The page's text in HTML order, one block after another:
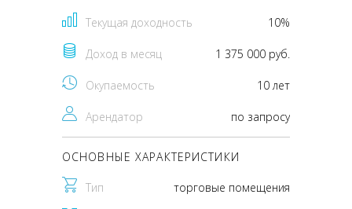
Текущая доходность 10%
Доход в месяц 1 375 000 руб.
Окупаемость 10 лет
Арендатор по запросу
ОСНОВНЫЕ ХАРАКТЕРИСТИКИ
Тип торговые помещения